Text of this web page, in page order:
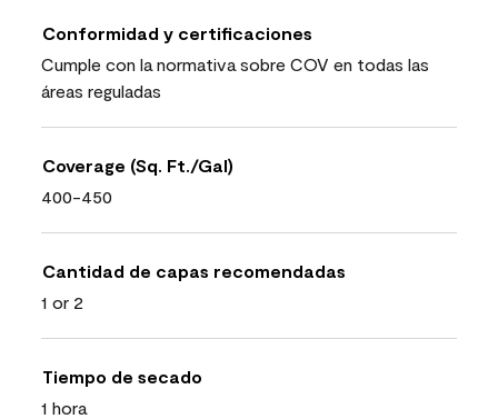
Conformidad y certificaciones
Cumple con la normativa sobre COV en todas las
áreas reguladas
Coverage (Sq. Ft./Gal)
400-450
Cantidad de capas recomendadas
1 or 2
Tiempo de secado
1 hora